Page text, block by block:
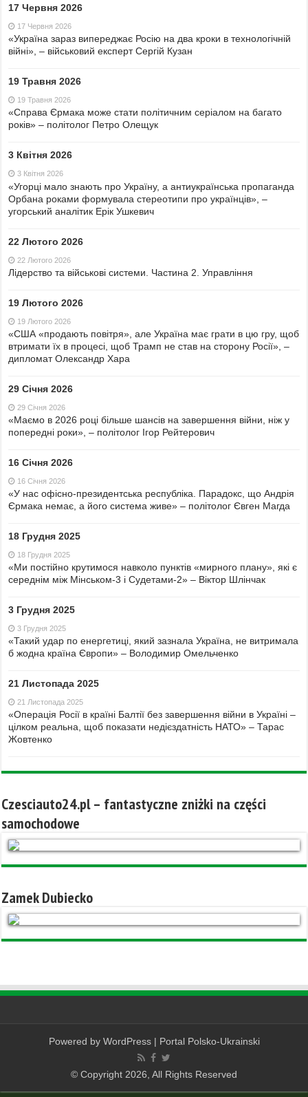
17 Червня 2026
17 Червня 2026
«Україна зараз випереджає Росію на два кроки в технологічній
війні», – військовий експерт Сергій Кузан
19 Травня 2026
19 Травня 2026
«Справа Єрмака може стати політичним серіалом на багато
років» – політолог Петро Олещук
3 Квітня 2026
3 Квітня 2026
«Угорці мало знають про Україну, а антиукраїнська пропаганда
Орбана роками формувала стереотипи про українців», –
угорський аналітик Ерік Ушкевич
22 Лютого 2026
22 Лютого 2026
Лідерство та військові системи. Частина 2. Управління
19 Лютого 2026
19 Лютого 2026
«США «продають повітря», але Україна має грати в цю гру, щоб
втримати їх в процесі, щоб Трамп не став на сторону Росії», –
дипломат Олександр Хара
29 Січня 2026
29 Січня 2026
«Маємо в 2026 році більше шансів на завершення війни, ніж у
попередні роки», – політолог Ігор Рейтерович
16 Січня 2026
16 Січня 2026
«У нас офісно-президентська республіка. Парадокс, що Андрія
Єрмака немає, а його система живе» – політолог Євген Магда
18 Грудня 2025
18 Грудня 2025
«Ми постійно крутимося навколо пунктів «мирного плану», які є
середнім між Мінськом-3 і Судетами-2» – Віктор Шлінчак
3 Грудня 2025
3 Грудня 2025
«Такий удар по енергетиці, який зазнала Україна, не витримала
б жодна країна Європи» – Володимир Омельченко
21 Листопада 2025
21 Листопада 2025
«Операція Росії в країні Балтії без завершення війни в Україні –
цілком реальна, щоб показати недієздатність НАТО» – Тарас
Жовтенко
Czesciauto24.pl – fantastyczne zniżki na części
samochodowe
Zamek Dubiecko
Powered by WordPress| Portal Polsko-Ukrainski
© Copyright 2026, All Rights Reserved